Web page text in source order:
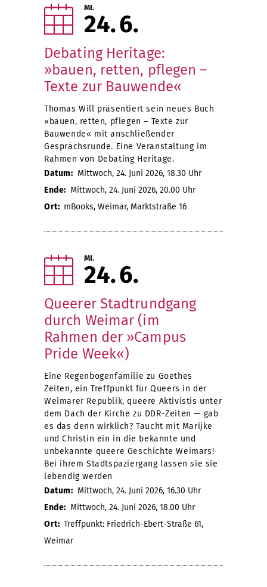
MI.
24 6
Debating Heritage:
»bauen, retten, pflegen –
Texte zur Bauwende«
Thomas Will präsentiert sein neues Buch
»bauen, retten, pflegen – Texte zur
Bauwende« mit anschließender
Gesprächsrunde. Eine Veranstaltung im
Rahmen von Debating Heritage.
Datum: Mittwoch, 24. Juni 2026, 18.30 Uhr
Ende: Mittwoch, 24. Juni 2026, 20.00 Uhr
Ort: mBooks, Weimar, Marktstraße 16
MI.
24 6
Queerer Stadtrundgang
durch Weimar (im
Rahmen der »Campus
Pride Week«)
Eine Regenbogenfamilie zu Goethes
Zeiten, ein Treffpunkt für Queers in der
Weimarer Republik, queere Aktivistis unter
dem Dach der Kirche zu DDR-Zeiten — gab
es das denn wirklich? Taucht mit Marijke
und Christin ein in die bekannte und
unbekannte queere Geschichte Weimars!
Bei ihrem Stadtspaziergang lassen sie sie
lebendig werden
Datum: Mittwoch, 24. Juni 2026, 16.30 Uhr
Ende: Mittwoch, 24. Juni 2026, 18.00 Uhr
Ort: Treffpunkt: Friedrich-Ebert-Straße 61,
Weimar